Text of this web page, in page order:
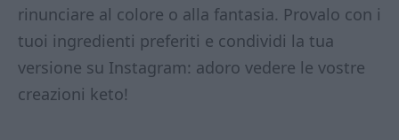
rinunciare al colore o alla fantasia. Provalo con i
tuoi ingredienti preferiti e condividi la tua
versione su Instagram: adoro vedere le vostre
creazioni keto!